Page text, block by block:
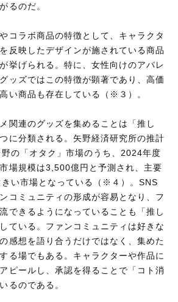
るのだ。
コラボ商品の特徴として、キャラクタ
反映したデザインが施されている商品
挙げられる。特に、女性向けのアパレ
ッズではこの特徴が顕著であり、高価
い商品も存在している（※３）。
関連のグッズを集めることは「推し
に分類される。矢野経済研究所の推計
の「オタク」市場のうち、2024年度
場規模は3,500億円と予測され、主要
い市場となっている（※４）。SNS
コミュニティの形成が容易となり、フ
できるようになっていることも「推し
ている。ファンコミュニティは好きな
感想を語り合うだけではなく、集めた
る場でもある。キャラクターや作品に
ピールし、承認を得ることで「コト消
るのである。